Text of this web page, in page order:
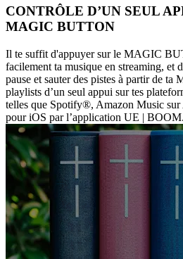
CONTRÔLE D’UN SEUL
MAGIC BUTTON
Il te suffit d'appuyer sur le MAGIC
facilement ta musique en streaming, et
pause et sauter des pistes à partir de
playlists d’un seul appui sur tes
telles que Spotify®, Amazon Music
pour iOS par l’application UE | BOOM.